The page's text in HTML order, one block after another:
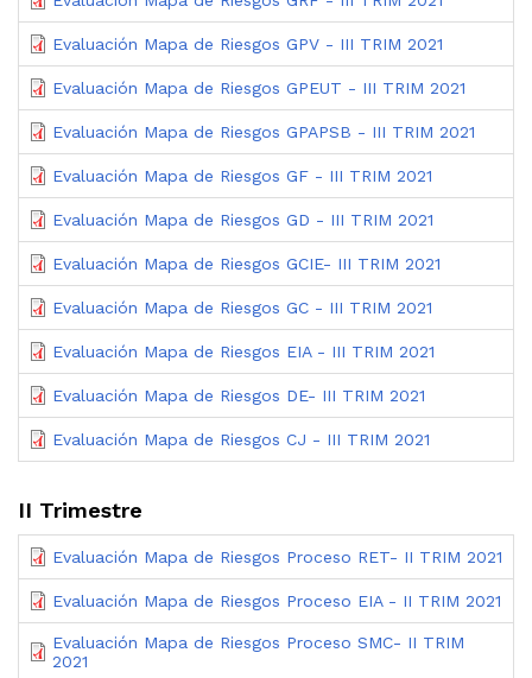
Evaluación Mapa de Riesgos GPV - III TRIM 2021
Evaluación Mapa de Riesgos GPEUT - III TRIM 2021
Evaluación Mapa de Riesgos GPAPSB - III TRIM 2021
Evaluación Mapa de Riesgos GF - III TRIM 2021
Evaluación Mapa de Riesgos GD - III TRIM 2021
Evaluación Mapa de Riesgos GCIE- III TRIM 2021
Evaluación Mapa de Riesgos GC - III TRIM 2021
Evaluación Mapa de Riesgos EIA - III TRIM 2021
Evaluación Mapa de Riesgos DE- III TRIM 2021
Evaluación Mapa de Riesgos CJ - III TRIM 2021
II Trimestre
Evaluación Mapa de Riesgos Proceso RET- II TRIM 2021
Evaluación Mapa de Riesgos Proceso EIA - II TRIM 2021
Evaluación Mapa de Riesgos Proceso SMC- II TRIM
2021